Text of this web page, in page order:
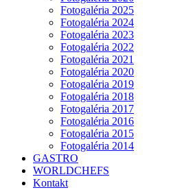
Fotogaléria 2025
Fotogaléria 2024
Fotogaléria 2023
Fotogaléria 2022
Fotogaléria 2021
Fotogaléria 2020
Fotogaléria 2019
Fotogaléria 2018
Fotogaléria 2017
Fotogaléria 2016
Fotogaléria 2015
Fotogaléria 2014
GASTRO
WORLDCHEFS
Kontakt